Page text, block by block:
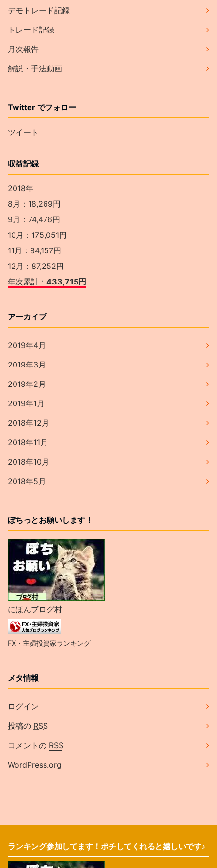
デモトレード記録
トレード記録
月次報告
解説・手法動画
Twitter でフォロー
ツイート
収益記録
2018年
8月：18,269円
9月：74,476円
10月：175,051円
11月：84,157円
12月：87,252円
年次累計： 433,715円
アーカイブ
2019年4月
2019年3月
2019年2月
2019年1月
2018年12月
2018年11月
2018年10月
2018年5月
ぽちっとお願いします！
にほんブログ村
FX・主婦投資家ランキング
メタ情報
ログイン
投稿の RSS
コメントの RSS
WordPress.org
ランキング参加してます！ポチしてくれると嬉しいです♪